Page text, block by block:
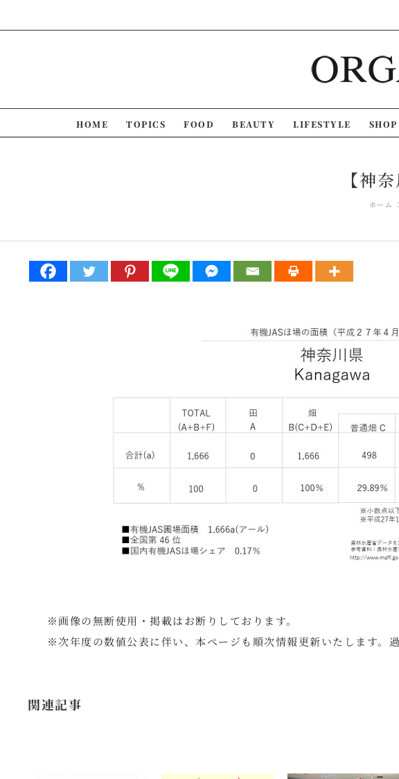
to
HOME TOPICS FOOD BEAUTY LIFESTYLE SHOP
【神
ホーム
※画像の無断使用・掲載はお断りしております。
※次年度の数値公表に伴い、本ページも順次情報更新いたします。
関連記事